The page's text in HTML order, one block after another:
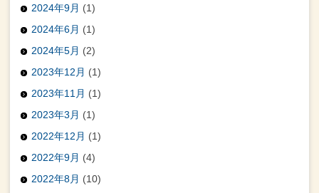
2024年9月 (1)
2024年6月 (1)
2024年5月 (2)
2023年12月 (1)
2023年11月 (1)
2023年3月 (1)
2022年12月 (1)
2022年9月 (4)
2022年8月 (10)